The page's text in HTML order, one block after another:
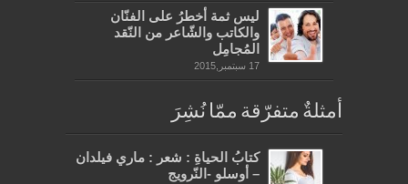
ليس ثمة أخطرُ على الفنّان
والكاتب والشّاعر من النّقد
المُجامِل
17 سبتمبر,2015
أمثلةٌ متفرّقة ممّا نُشِرَ
كتابُ الحياةِ : شعر : ماري فيلدان
– أوسلو -النّرويج